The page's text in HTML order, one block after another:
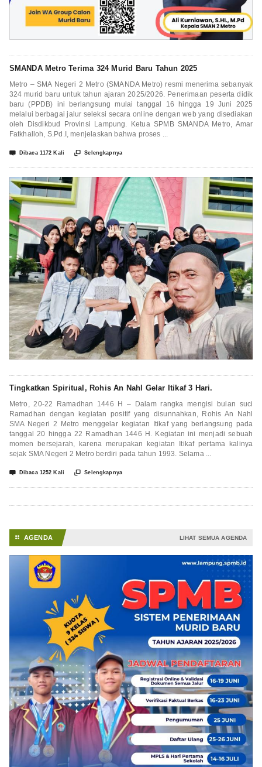
SMANDA Metro Terima 324 Murid Baru Tahun 2025
Metro – SMA Negeri 2 Metro (SMANDA Metro) resmi menerima sebanyak
324 murid baru untuk tahun ajaran 2025/2026. Penerimaan peserta didik
baru (PPDB) ini berlangsung mulai tanggal 16 hingga 19 Juni 2025
melalui berbagai jalur seleksi secara online dengan web yang disediakan
oleh Disdikbud Provinsi Lampung. Ketua SPMB SMANDA Metro, Amar
Fatkhalloh, S.Pd.I, menjelaskan bahwa proses ...
 Dibaca 1172 Kali  Selengkapnya
Tingkatkan Spiritual, Rohis An Nahl Gelar Itikaf 3 Hari.
Metro, 20-22 Ramadhan 1446 H – Dalam rangka mengisi bulan suci
Ramadhan dengan kegiatan positif yang disunnahkan, Rohis An Nahl
SMA Negeri 2 Metro menggelar kegiatan Itikaf yang berlangsung pada
tanggal 20 hingga 22 Ramadhan 1446 H. Kegiatan ini menjadi sebuah
momen bersejarah, karena merupakan kegiatan Itikaf pertama kalinya
sejak SMA Negeri 2 Metro berdiri pada tahun 1993. Selama ...
 Dibaca 1252 Kali  Selengkapnya
⚏ AGENDA LIHAT SEMUA AGENDA